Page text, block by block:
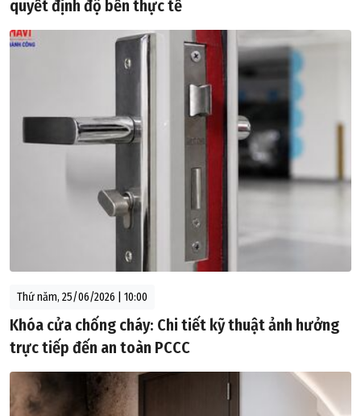
quyết định độ bền thực tế
Thứ năm, 25/06/2026 | 10:00
Khóa cửa chống cháy: Chi tiết kỹ thuật ảnh hưởng
trực tiếp đến an toàn PCCC